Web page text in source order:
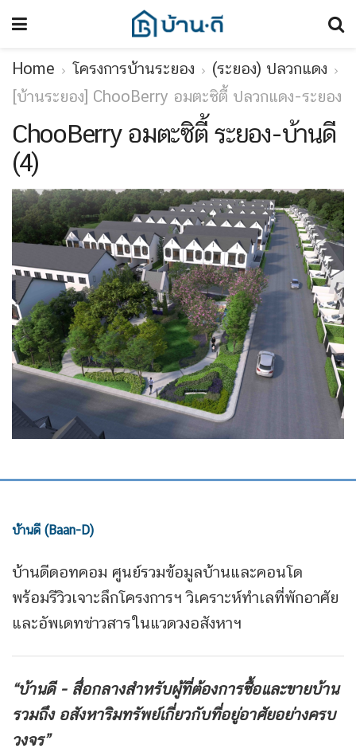
Home โครงการบ้านระยอง
(ระยอง) ปลวกแดง
[บ้านระยอง] ChooBerry อมตะซิตี้ ปลวกแดง-ระยอง
ChooBerry อมตะซิตี้ ระยอง-บ้านดี
(4)
บ้านดี (Baan-D)
บ้านดีดอทคอม ศูนย์รวมข้อมูลบ้านและคอนโด
พร้อมรีวิวเจาะลึกโครงการฯ วิเคราะห์ทำเลที่พักอาศัย
และอัพเดทข่าวสารในแวดวงอสังหาฯ
“บ้านดี - สื่อกลางสำหรับผู้ที่ต้องการซื้อและขายบ้าน
รวมถึง อสังหาริมทรัพย์เกี่ยวกับที่อยู่อาศัยอย่างครบ
วงจร”